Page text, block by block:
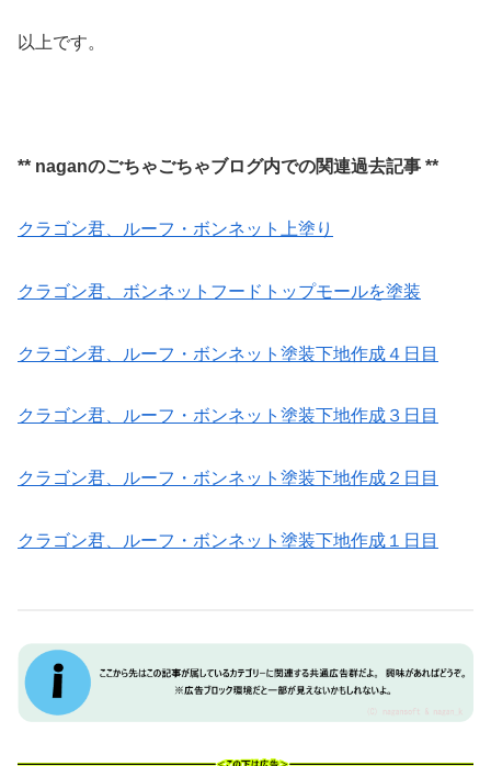
以上です。
** naganのごちゃごちゃブログ内での関連過去記事 **
クラゴン君、ルーフ・ボンネット上塗り
クラゴン君、ボンネットフードトップモールを塗装
クラゴン君、ルーフ・ボンネット塗装下地作成４日目
クラゴン君、ルーフ・ボンネット塗装下地作成３日目
クラゴン君、ルーフ・ボンネット塗装下地作成２日目
クラゴン君、ルーフ・ボンネット塗装下地作成１日目